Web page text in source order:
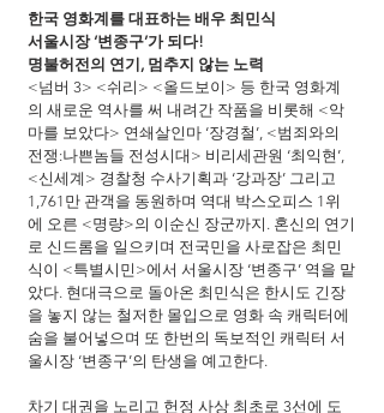
한국 영화계를 대표하는 배우 최민식
서울시장 ‘변종구’가 되다!
명불허전의 연기, 멈추지 않는 노력
<넘버 3> <쉬리> <올드보이> 등 한국 영화계
의 새로운 역사를 써 내려간 작품을 비롯해 <악
마를 보았다> 연쇄살인마 ‘장경철’, <범죄와의
전쟁:나쁜놈들 전성시대> 비리세관원 ‘최익현’,
<신세계> 경찰청 수사기획과 ‘강과장’ 그리고
1,761만 관객을 동원하며 역대 박스오피스 1위
에 오른 <명량>의 이순신 장군까지. 혼신의 연기
로 신드롬을 일으키며 전국민을 사로잡은 최민
식이 <특별시민>에서 서울시장 ‘변종구’ 역을 맡
았다. 현대극으로 돌아온 최민식은 한시도 긴장
을 놓지 않는 철저한 몰입으로 영화 속 캐릭터에
숨을 불어넣으며 또 한번의 독보적인 캐릭터 서
울시장 ‘변종구’의 탄생을 예고한다.
차기 대권을 노리고 헌정 사상 최초로 3선에 도